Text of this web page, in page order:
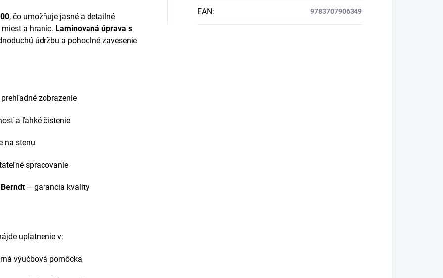
, čo umožňuje jasné a detailné
a hraníc. Laminovaná úprava s
údržbu a pohodlné zavesenie
zobrazenie
a ľahké čistenie
na stenu
spracovanie
– garancia kvality
uplatnenie v:
výučbová pomôcka
EAN: 9783707906349